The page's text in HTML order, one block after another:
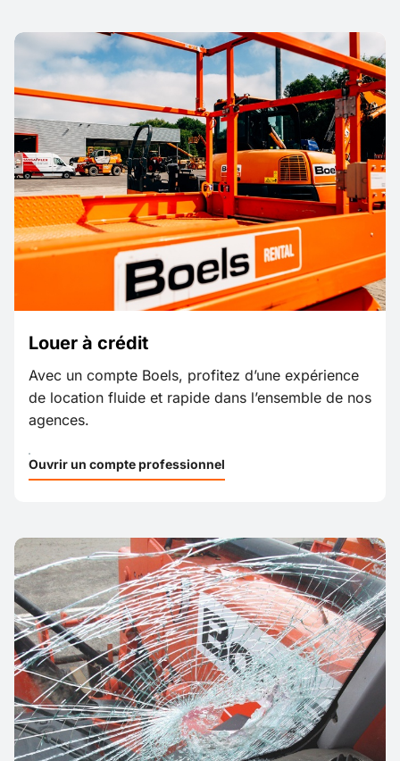
Louer à crédit
Avec un compte Boels, profitez d’une expérience
de location fluide et rapide dans l’ensemble de nos
agences.
Ouvrir un compte professionnel